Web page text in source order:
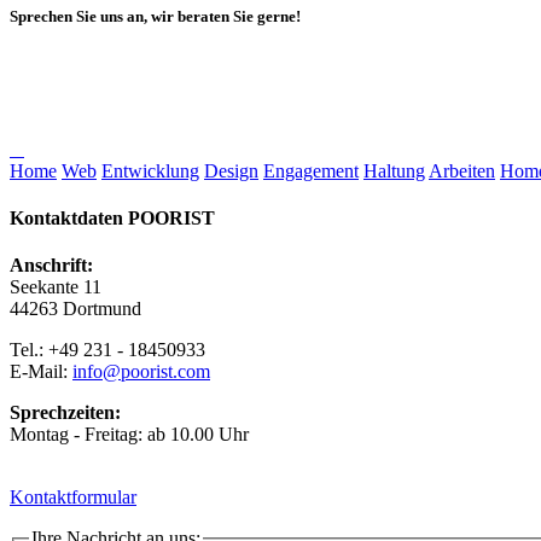
Sprechen Sie uns an, wir beraten Sie gerne!
Home Web Entwicklung Design Engagement Haltung Arbeiten
Kontaktdaten POORIST
Anschrift:
Seekante 11
44263 Dortmund
Tel.: +49 231 - 18450933
E-Mail: info@poorist.com
Sprechzeiten:
Montag - Freitag: ab 10.00 Uhr
Kontaktformular